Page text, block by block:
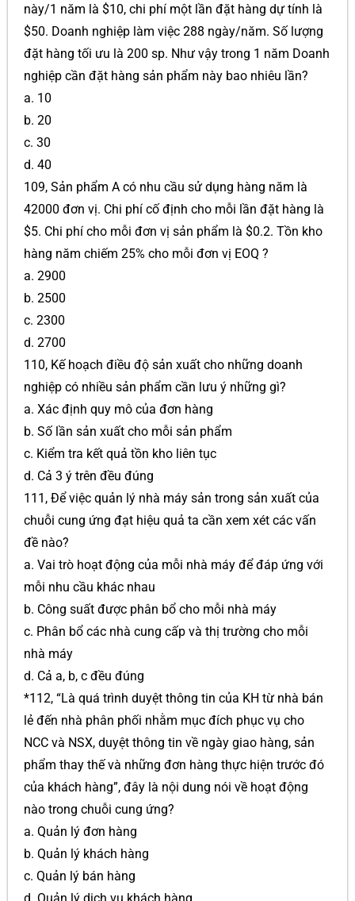
này/1 năm là $10, chi phí một lần đặt hàng dự tính là
$50. Doanh nghiệp làm việc 288 ngày/năm. Số lượng
đặt hàng tối ưu là 200 sp. Như vậy trong 1 năm Doanh
nghiệp cần đặt hàng sản phẩm này bao nhiêu lần?
a. 10
b. 20
c. 30
d. 40
109, Sản phẩm A có nhu cầu sử dụng hàng năm là
42000 đơn vị. Chi phí cố định cho mỗi lần đặt hàng là
$5. Chi phí cho mỗi đơn vị sản phẩm là $0.2. Tồn kho
hàng năm chiếm 25% cho mỗi đơn vị EOQ ?
a. 2900
b. 2500
c. 2300
d. 2700
110, Kế hoạch điều độ sản xuất cho những doanh
nghiệp có nhiều sản phẩm cần lưu ý những gì?
a. Xác định quy mô của đơn hàng
b. Số lần sản xuất cho mỗi sản phẩm
c. Kiểm tra kết quả tồn kho liên tục
d. Cả 3 ý trên đều đúng
111, Để việc quản lý nhà máy sản trong sản xuất của
chuỗi cung ứng đạt hiệu quả ta cần xem xét các vấn
đề nào?
a. Vai trò hoạt động của mỗi nhà máy để đáp ứng với
mỗi nhu cầu khác nhau
b. Công suất được phân bổ cho mỗi nhà máy
c. Phân bổ các nhà cung cấp và thị trường cho mỗi
nhà máy
d. Cả a, b, c đều đúng
*112, “Là quá trình duyệt thông tin của KH từ nhà bán
lẻ đến nhà phân phối nhằm mục đích phục vụ cho
NCC và NSX, duyệt thông tin về ngày giao hàng, sản
phẩm thay thế và những đơn hàng thực hiện trước đó
của khách hàng”, đây là nội dung nói về hoạt động
nào trong chuỗi cung ứng?
a. Quản lý đơn hàng
b. Quản lý khách hàng
c. Quản lý bán hàng
d. Quản lý dịch vụ khách hàng